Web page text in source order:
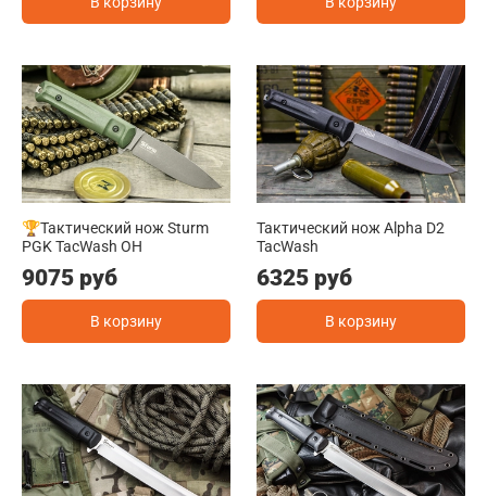
🏆Тактический нож Sturm
PGK TacWash OH
9075 руб
В корзину
Тактический нож Alpha D2
TacWash
6325 руб
В корзину